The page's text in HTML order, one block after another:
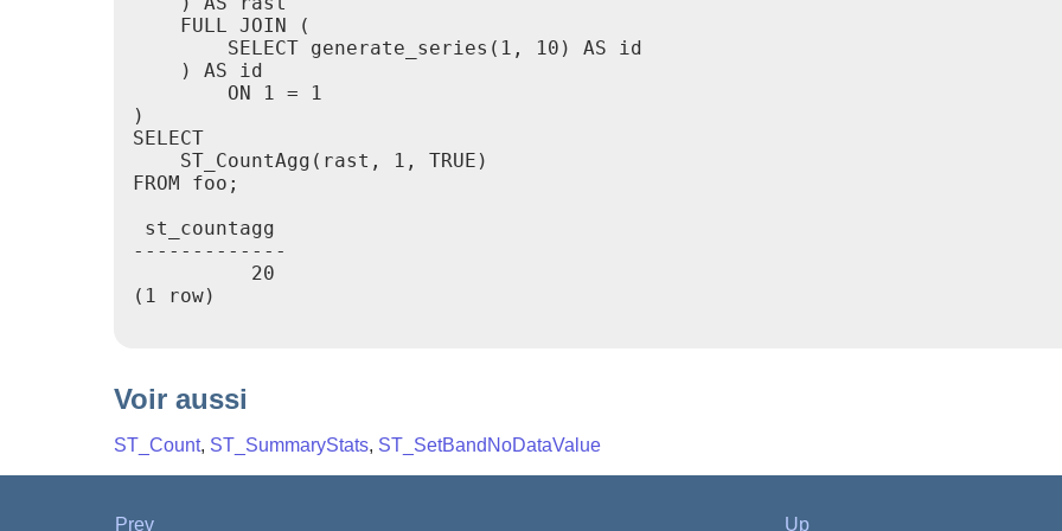
    FULL JOIN (
        SELECT generate_series(1, 10) AS id
    ) AS id
        ON 1 = 1
)
SELECT
    ST_CountAgg(rast, 1, TRUE)
FROM foo;
st_countagg
-------------
          20
(1 row)
Voir aussi
ST_Count, ST_SummaryStats, ST_SetBandNoDataValue
Prev Up